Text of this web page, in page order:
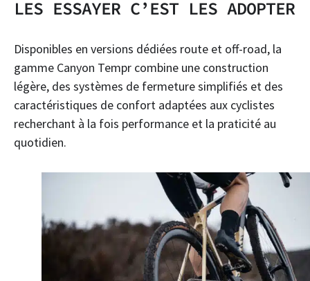
LES ESSAYER C’EST LES ADOPTER
Disponibles en versions dédiées route et off-road, la
gamme Canyon Tempr combine une construction
légère, des systèmes de fermeture simplifiés et des
caractéristiques de confort adaptées aux cyclistes
recherchant à la fois performance et la praticité au
quotidien.